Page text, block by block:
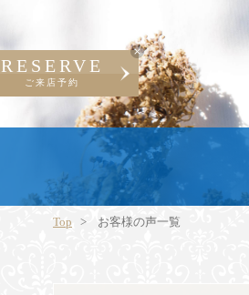
RESERVE
ご来店予約
Top お客様の声一覧